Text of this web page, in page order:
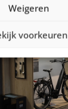
Weigeren
voorkeuren